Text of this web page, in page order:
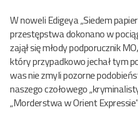
W noweli Edigeya „Siedem
przestępstwa dokonano w
zajął się młody podporucznik
który przypadkowo jechał tym
was nie zmyli pozorne
naszego czołowego
„Morderstwa w Orient